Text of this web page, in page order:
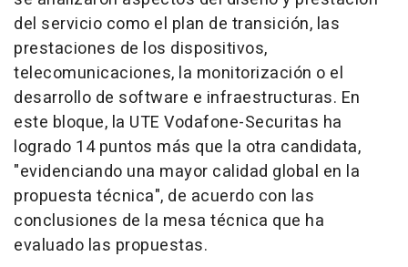
del servicio como el plan de transición, las
prestaciones de los dispositivos,
telecomunicaciones, la monitorización o el
desarrollo de software e infraestructuras. En
este bloque, la UTE Vodafone-Securitas ha
logrado 14 puntos más que la otra candidata,
"evidenciando una mayor calidad global en la
propuesta técnica", de acuerdo con las
conclusiones de la mesa técnica que ha
evaluado las propuestas.